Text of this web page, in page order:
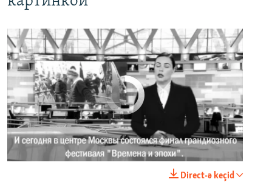
No media source currently available
Direct-ə keçid